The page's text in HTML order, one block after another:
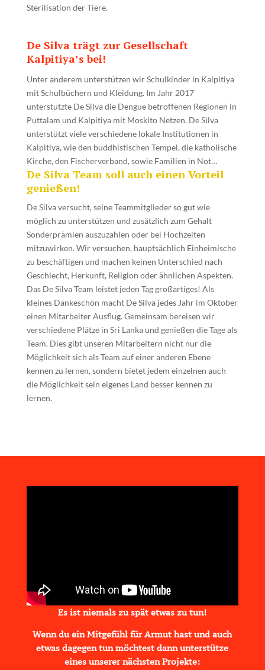
Sterilisation der Tiere.
De Silva trägt zur Gesellschaft
Kalpitiya’s bei!
Unter anderem unterstützen wir Schulkinder in Kalpitiya
mit Schulbüchern und Kleidung. Im Jahr 2017
unterstützte De Silva die Dengue betroffenen Regionen in
Puttalam und Kalpitiya mit Moskito Netzen. De Silva
unterstützt viele verschiedene lokale Institutionen in
Kalpitiya, wie den buddhistischen Tempel, die katholische
Kirche, den Fischerverband, sowie Familien in Not…
De Silva Team soll auch einen Vorteil
genießen!
De Silva versucht, seine Teammitglieder so gut wie
möglich zu unterstützen und zusätzlich zum Gehalt
Sonderprämien auszuzahlen oder bei Hochzeiten
mitzuwirken. Wir versuchen, hauptsächlich Einheimische
zu beschäftigen und machen keinen Unterschied nach
Geschlecht, Herkunft, Religion oder ähnlichen Aspekten.
Das De Silva Team leistet jeden Tag großartiges! Als
kleines Dankeschön macht De Silva jedes Jahr im Oktober
einen Mitarbeiter Ausflug. Gemeinsam bereisen wir
verschiedene Plätze in Sri Lanka und genießen die Tage als
Team. Dies gibt unseren Mitarbeitern nicht nur die
Möglichkeit sich als Team auf einer anderen Ebene
kennen zu lernen, sondern bietet jedem einzelnen auch
die Möglichkeit sein eigenes Land besser kennen zu
lernen.
Es ist niemals zu spät etwas zu tun!
Wenn du ein Mitgefühl für Armut hast und auch
etwas dagegen tun möchtest dann unterstütze
eines unserer nächsten Projekte: